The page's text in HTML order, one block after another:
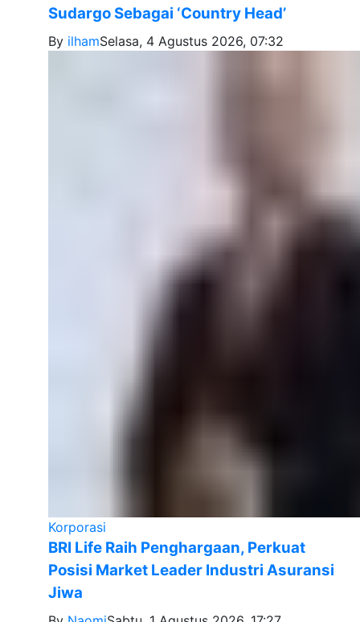
Sudargo Sebagai ‘Country Head’
By ilhamSelasa, 4 Agustus 2026, 07:32
Korporasi
BRI Life Raih Penghargaan, Perkuat
Posisi Market Leader Industri Asuransi
Jiwa